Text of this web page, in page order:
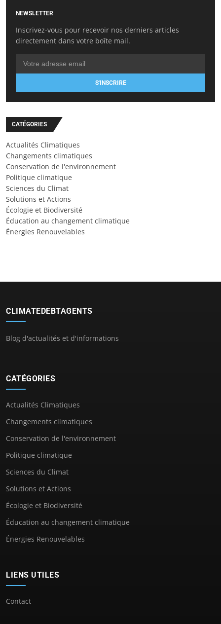
NEWSLETTER
Inscrivez-vous pour recevoir nos derniers articles
directement dans votre boîte mail.
S'INSCRIRE
CATÉGORIES
Actualités Climatiques
Changements climatiques
Conservation de l'environnement
Politique climatique
Sciences du Climat
Solutions et Actions
Écologie et Biodiversité
Éducation au changement climatique
Énergies Renouvelables
CLIMATEDEBTAGENTS
Blog d'actualités et d'informations
CATÉGORIES
Actualités Climatiques
Changements climatiques
Conservation de l'environnement
Politique climatique
Sciences du Climat
Solutions et Actions
Écologie et Biodiversité
Éducation au changement climatique
Énergies Renouvelables
LIENS UTILES
Contact